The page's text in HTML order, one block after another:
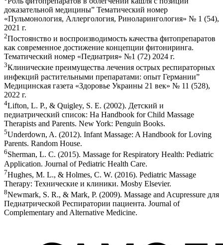
доказательной медицины” Тематический номер
«Пульмонология, Аллергология, Риноларингология» № 1 (54),
2021 г.
2Постоянство и воспроизводимость качества фитопрепаратов
как современное достижение концепции фитониринга.
Тематический номер «Педиатрия» №1 (72) 2024 г.
3Клинические преимущества лечения острых респираторных
инфекций растительными препаратами: опыт Германии”
Медицинская газета «Здоровье Украины 21 век» № 11 (528),
2022 г.
4Lifton, L. P., & Quigley, S. E. (2002). Детский и
педиатрический список: На Handbook for Child Massage
Therapists and Parents. New York: Penguin Books.
5Underdown, A. (2012). Infant Massage: A Handbook for Loving
Parents. Random House.
6Sherman, L. C. (2015). Massage for Respiratory Health: Pediatric
Application. Journal of Pediatric Health Care.
7Hughes, M. L., & Holmes, C. W. (2016). Pediatric Massage
Therapy: Технические и клиники. Mosby Elsevier.
8Newmark, S. R., & Mark, P. (2009). Massage and Acupressure для
Педиатрической Респиратории пациента. Journal of
Complementary and Alternative Medicine.